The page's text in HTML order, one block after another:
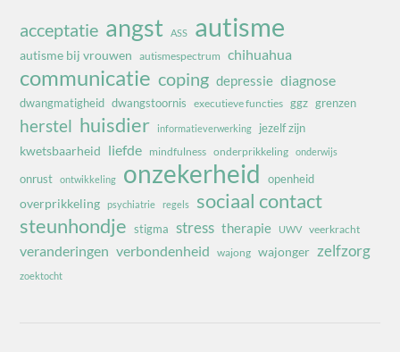
acceptatie angst ASS autisme
autisme bij vrouwen autismespectrum chihuahua
communicatie coping depressie diagnose
dwangmatigheid dwangstoornis executieve functies ggz grenzen
herstel huisdier informatieverwerking jezelf zijn
kwetsbaarheid liefde mindfulness onderprikkeling onderwijs
onrust ontwikkeling onzekerheid openheid
overprikkeling psychiatrie regels
sociaal contact
steunhondje stigma stress therapie UWV veerkracht
veranderingen verbondenheid wajong wajonger zelfzorg
zoektocht